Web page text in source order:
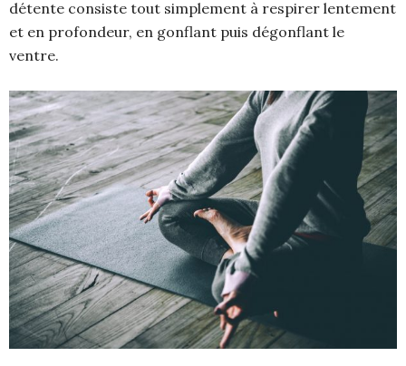
détente consiste tout simplement à respirer lentement
et en profondeur, en gonflant puis dégonflant le
ventre.